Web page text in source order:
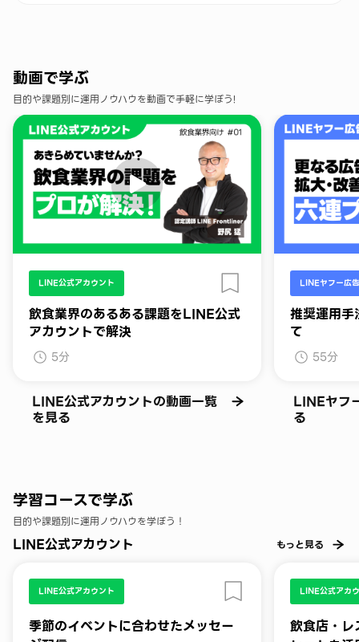
動画で学ぶ
目的や課題別に運用ノウハウを動画で手軽に学ぼう!
LINE公式アカウント
飲食業界のあるある課題をLINE公式
アカウントで解決
5分
LINE公式アカウントの動画一覧
を見る
LINEヤフー広告
推奨運用手
て
55分
LINEヤフ
る
学習コースで学ぶ
目的や課題別に運用ノウハウを学ぼう！
LINE公式アカウント もっと見る
LINE公式アカウント
季節のイベントに合わせたメッセー
LINE公式アカ
飲食店・レ